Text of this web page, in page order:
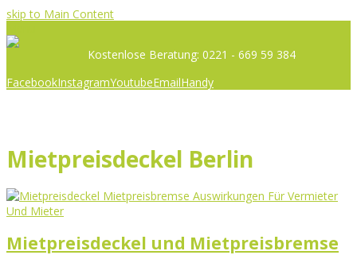
skip to Main Content
Kostenlose Beratung: 0221 - 669 59 384
FacebookInstagramYoutubeEmailHandy
Mietpreisdeckel Berlin
Mietpreisdeckel und Mietpreisbremse